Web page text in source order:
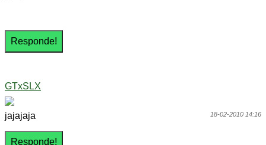
GTxSLX
18-02-2010 14:16
jajajaja